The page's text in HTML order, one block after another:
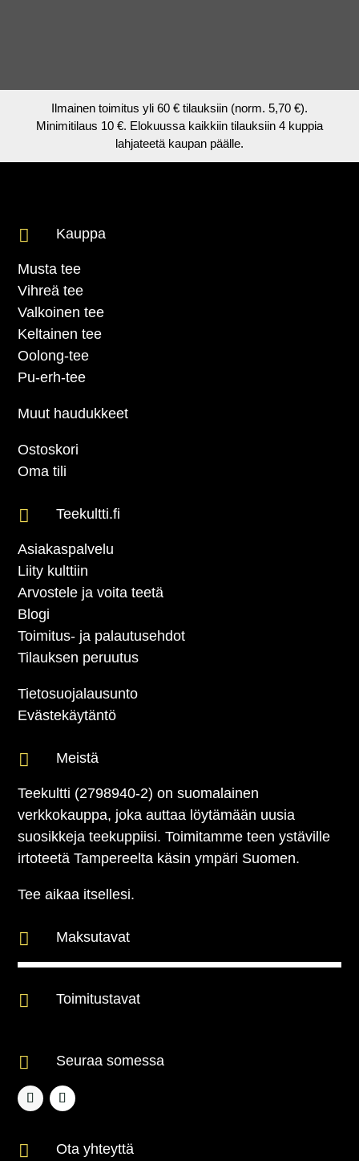
Ilmainen toimitus yli 60 € tilauksiin (norm. 5,70 €).
Minimitilaus 10 €. Elokuussa kaikkiin tilauksiin 4 kuppia
lahjateetä kaupan päälle.
 Kauppa
Musta tee
Vihreä tee
Valkoinen tee
Keltainen tee
Oolong-tee
Pu-erh-tee
Muut haudukkeet
Ostoskori
Oma tili
 Teekultti.fi
Asiakaspalvelu
Liity kulttiin
Arvostele ja voita teetä
Blogi
Toimitus- ja palautusehdot
Tilauksen peruutus
Tietosuojalausunto
Evästekäytäntö
 Meistä
Teekultti (2798940-2) on suomalainen
verkkokauppa, joka auttaa löytämään uusia
suosikkeja teekuppiisi. Toimitamme teen ystäville
irtoteetä Tampereelta käsin ympäri Suomen.
Tee aikaa itsellesi.
 Maksutavat
 Toimitustavat
 Seuraa somessa
 Ota yhteyttä